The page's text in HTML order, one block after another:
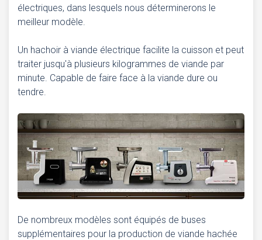
électriques, dans lesquels nous déterminerons le
meilleur modèle.
Un hachoir à viande électrique facilite la cuisson et peut
traiter jusqu'à plusieurs kilogrammes de viande par
minute. Capable de faire face à la viande dure ou
tendre.
De nombreux modèles sont équipés de buses
supplémentaires pour la production de viande hachée